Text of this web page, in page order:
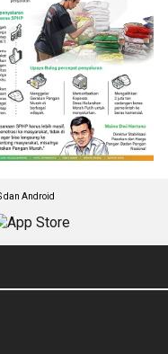
dan Android